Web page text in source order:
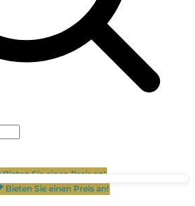
Bieten Sie einen Preis an!
Bieten Sie einen Preis an!